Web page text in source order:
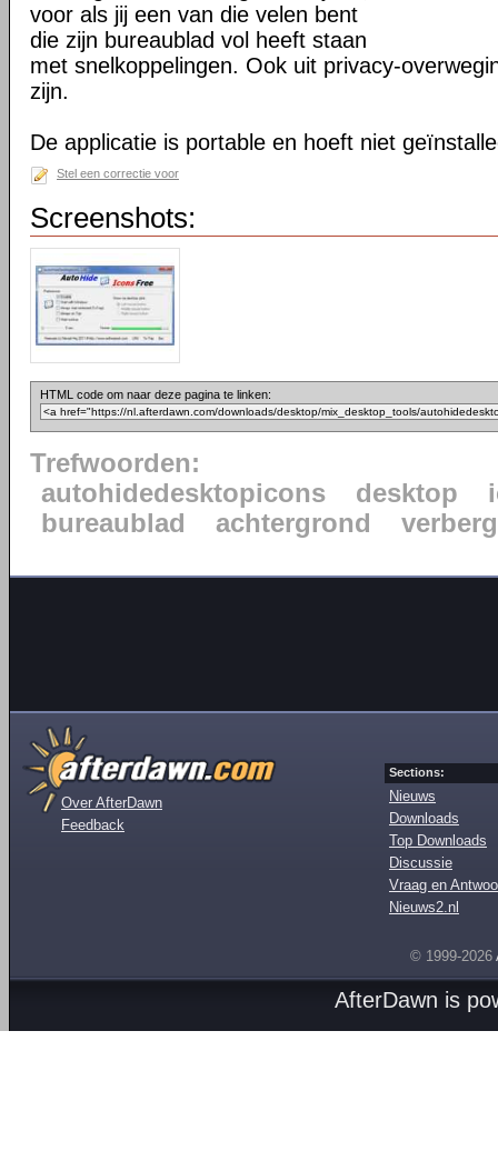
voor als jij een van die velen bent
die zijn bureaublad vol heeft staan
met snelkoppelingen. Ook uit privacy-
zijn.
De applicatie is portable en hoeft niet
Stel een correctie voor
Screenshots:
HTML code om naar deze pagina te linken:
Trefwoorden:
autohidedesktopicons
desktop
bureaublad
achtergrond
Over AfterDawn
Feedback
Sections:
Nieuws
Downloads
Top Downloads
Discussie
Vraag en
Nieuws2.nl
© 1999-2026
AfterDawn is